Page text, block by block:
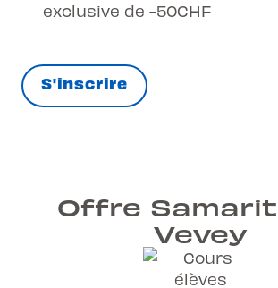
exclusive de -50CHF
S'inscrire
Offre
Vevey